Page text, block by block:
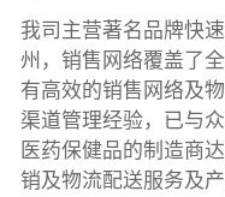
我司主营著名品牌快
州，销售网络覆盖了
有高效的销售网络及
渠道管理经验，已与
医药保健品的制造商
销及物流配送服务及